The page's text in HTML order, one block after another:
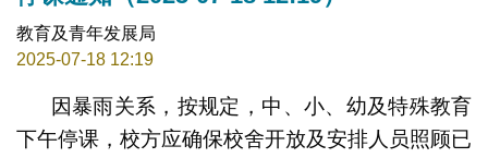
教育及青年发展局
2025-07-18 12:19
因暴雨关系，按规定，中、小、幼及特殊教育
下午停课，校方应确保校舍开放及安排人员照顾已